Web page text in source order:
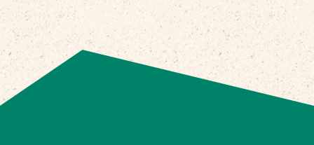
Nouveau
Nouveau
Nouveau
Nouveau
Nouveau
Nouveau
Nouveau
Nouveauté
Nouveau
Nouveau
Commerce équitable
Nouveau